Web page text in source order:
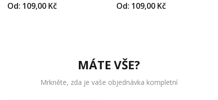
Od: 109,00 Kč
Od: 109,00 Kč
MÁTE VŠE?
Mrkněte, zda je vaše objednávka kompletní